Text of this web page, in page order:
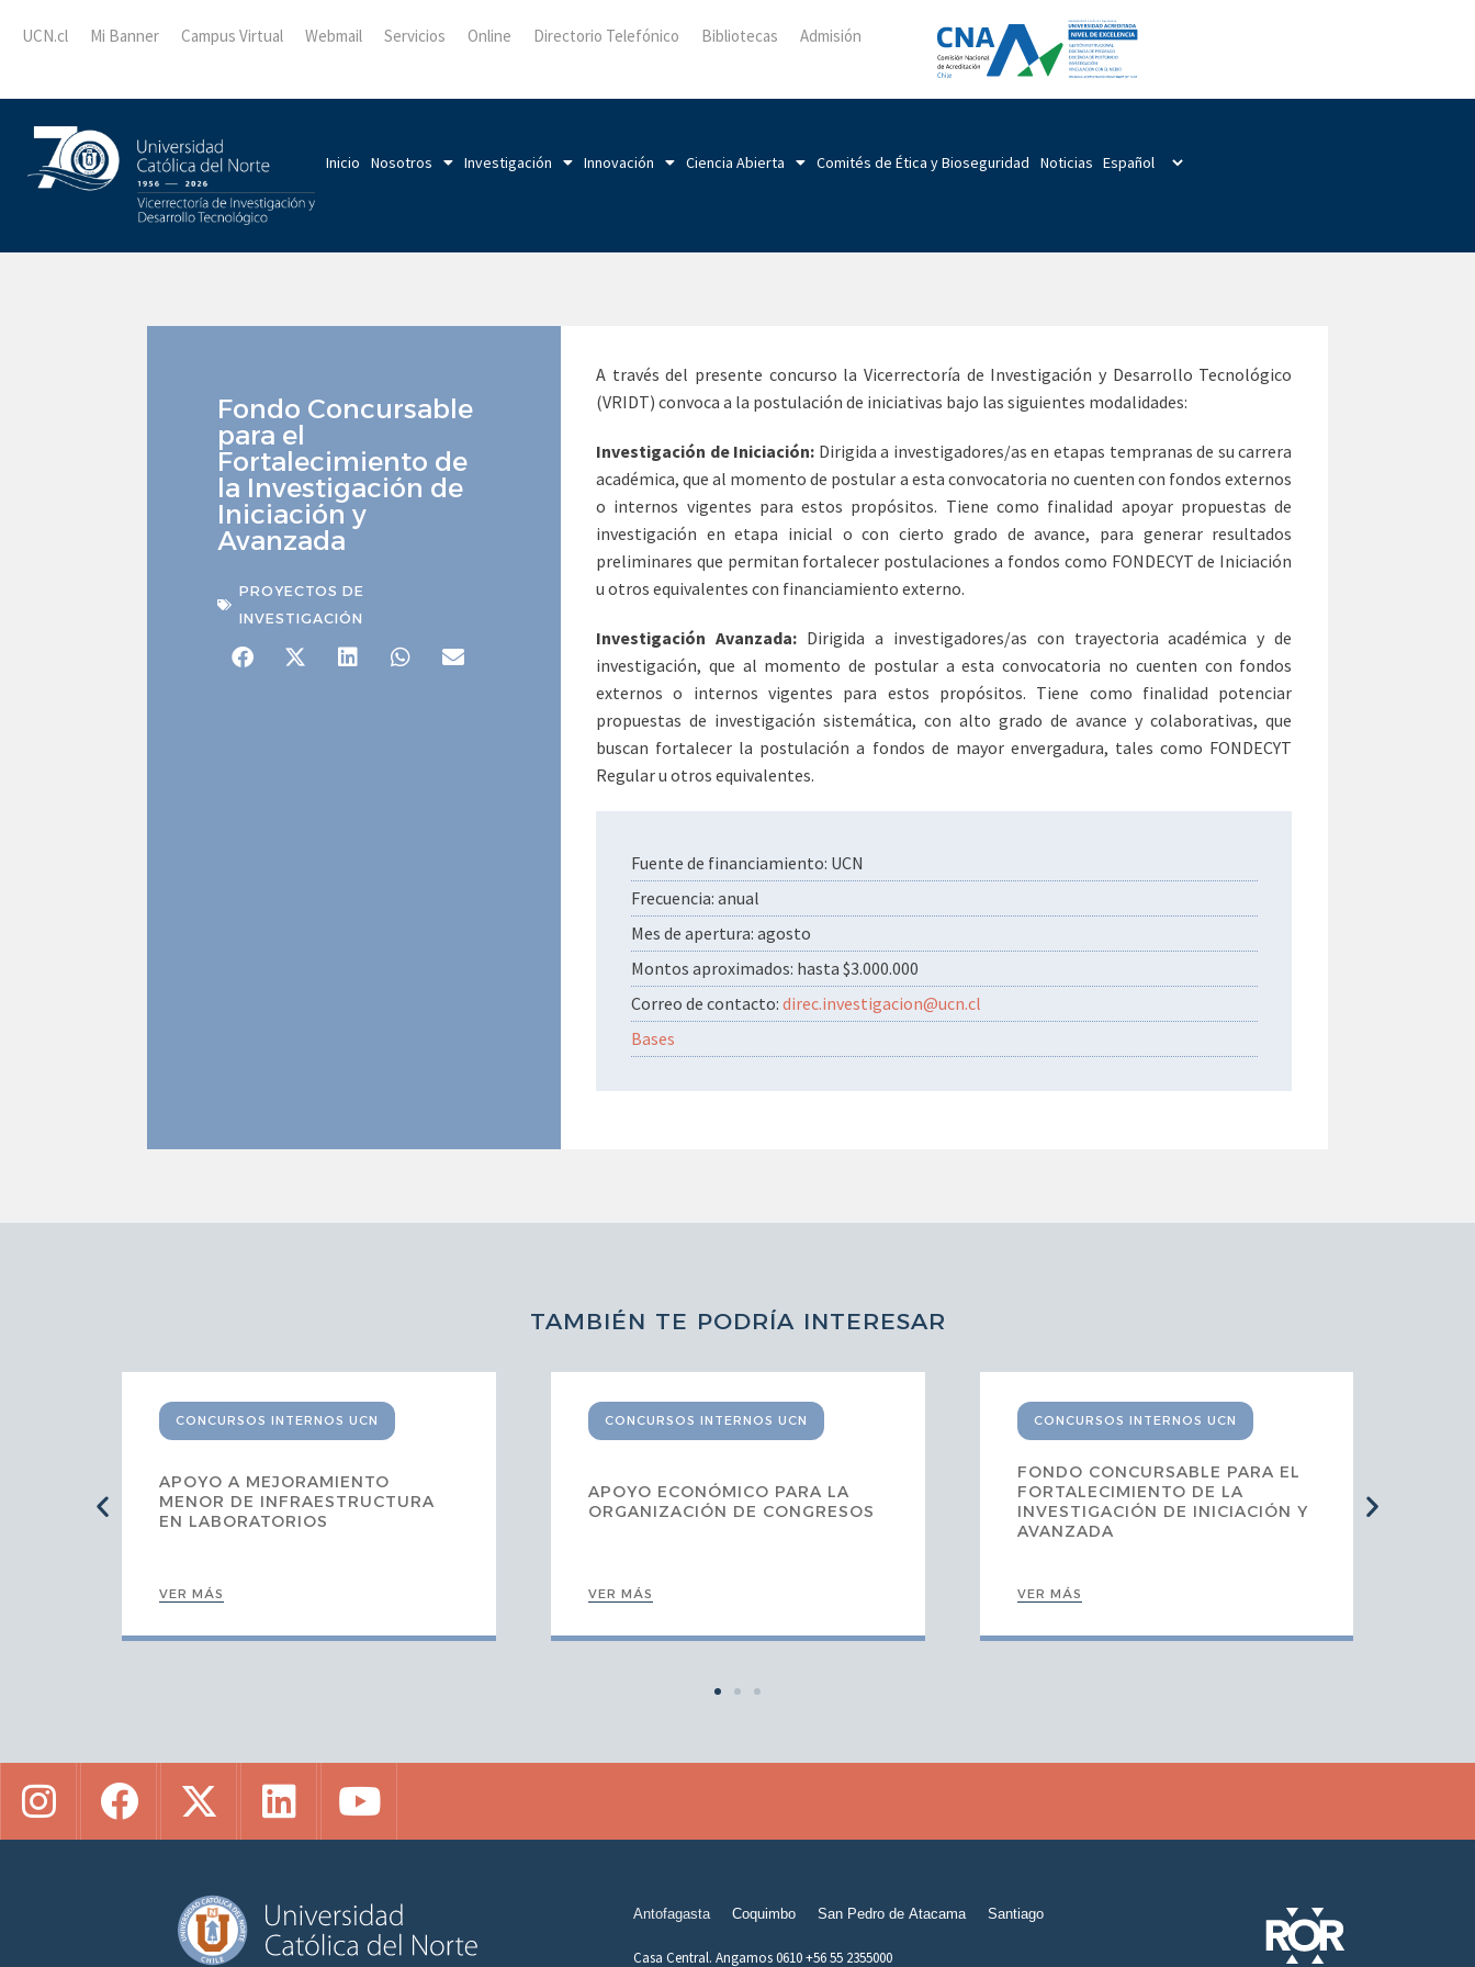
UCN.cl Mi Banner Campus Virtual Webmail Servicios Online Directorio Telefónico Bibliotecas Admisión
Inicio Nosotros Investigación Innovación Ciencia Abierta Comités de Ética y Bioseguridad Noticias
Fondo Concursable
para el
Fortalecimiento de
la Investigación de
Iniciación y
Avanzada
PROYECTOS DE
INVESTIGACIÓN
A través del presente concurso la Vicerrectoría de Investigación y Desarrollo Tecnológico
(VRIDT) convoca a la postulación de iniciativas bajo las siguientes modalidades:
Investigación de Iniciación: Dirigida a investigadores/as en etapas tempranas de su carrera
académica, que al momento de postular a esta convocatoria no cuenten con fondos externos
o internos vigentes para estos propósitos. Tiene como finalidad apoyar propuestas de
investigación en etapa inicial o con cierto grado de avance, para generar resultados
preliminares que permitan fortalecer postulaciones a fondos como FONDECYT de Iniciación
u otros equivalentes con financiamiento externo.
Investigación Avanzada:Dirigida a investigadores/as con trayectoria académica y de
investigación, que al momento de postular a esta convocatoria no cuenten con fondos
externos o internos vigentes para estos propósitos. Tiene como finalidad potenciar
propuestas de investigación sistemática, con alto grado de avance y colaborativas, que
buscan fortalecer la postulación a fondos de mayor envergadura, tales como FONDECYT
Regular u otros equivalentes.
Fuente de financiamiento: UCN
Frecuencia: anual
Mes de apertura: agosto
Montos aproximados: hasta $3.000.000
Correo de contacto: direc.investigacion@ucn.cl
Bases
TAMBIÉN TE PODRÍA INTERESAR
CONCURSOS INTERNOS UCN
APOYO A MEJORAMIENTO
MENOR DE INFRAESTRUCTURA
EN LABORATORIOS
VER MÁS
CONCURSOS INTERNOS UCN
APOYO ECONÓMICO PARA LA
ORGANIZACIÓN DE CONGRESOS
VER MÁS
CONCURSOS INTERNOS UCN
FONDO CONCURSABLE PARA EL
FORTALECIMIENTO DE LA
INVESTIGACIÓN DE INICIACIÓN Y
AVANZADA
VER MÁS
Antofagasta Coquimbo San Pedro de Atacama Santiago
Casa Central. Angamos 0610 +56 55 2355000